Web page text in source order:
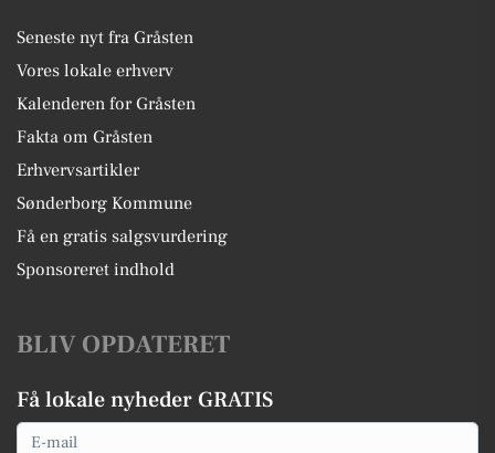
Seneste nyt fra Gråsten
Vores lokale erhverv
Kalenderen for Gråsten
Fakta om Gråsten
Erhvervsartikler
Sønderborg Kommune
Få en gratis salgsvurdering
Sponsoreret indhold
BLIV OPDATERET
Få lokale nyheder GRATIS
Email